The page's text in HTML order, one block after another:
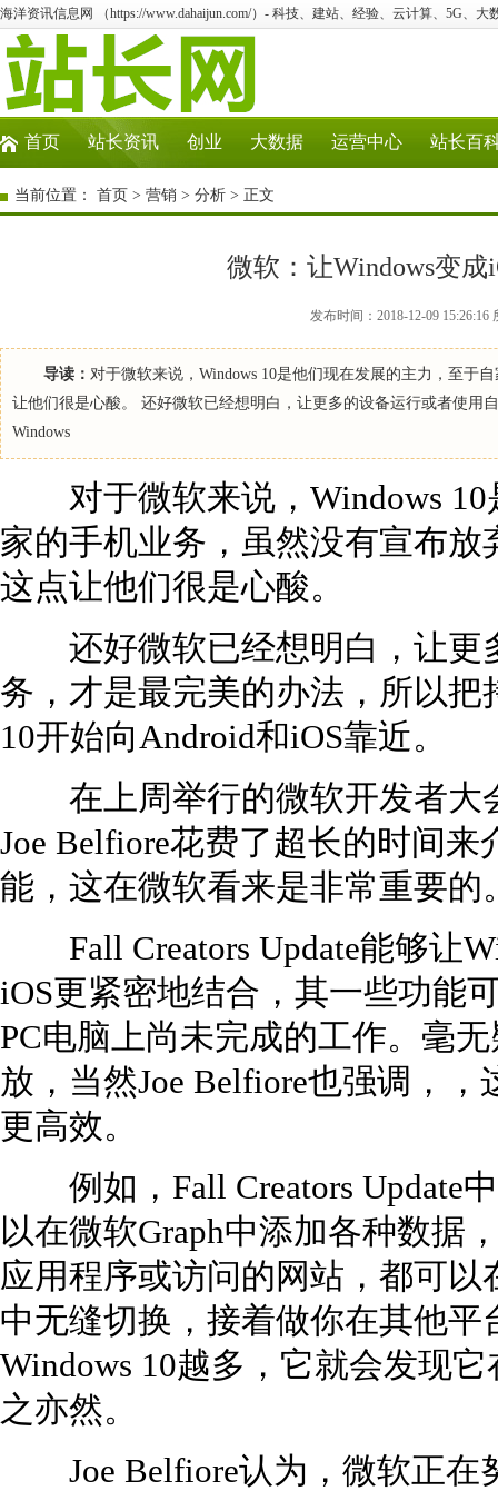
海洋资讯信息网 （https://www.dahaijun.com/）- 科技、建站、经验、云计算、5G、大
首页 站长资讯 创业 大数据 运营中心 站长百
当前位置： 首页 > 营销 > 分析 > 正文
微软：让Windows变
发布时间：2018-12-09
导读： 对于微软来说，Windows 10是他们现在发展的主力，至于
让他们很是心酸。 还好微软已经想明白，让更多的设备运行或者使用
Windows
对于微软来说，Windows 10
家的手机业务，虽然没有宣布
这点让他们很是心酸。
还好微软已经想明白，让更
务，才是最完美的办法，所以把
10开始向Android和iOS靠近。
在上周举行的微软开发者大
Joe Belfiore花费了超长的时间来
能，这在微软看来是非常重要的
Fall Creators Update能够让
iOS更紧密地结合，其一些功能
PC电脑上尚未完成的工作。毫
放，当然Joe Belfiore也强调，
更高效。
例如，Fall Creators Update
以在微软Graph中添加各种数据
应用程序或访问的网站，都可以
中无缝切换，接着做你在其他
Windows 10越多，它就会发现
之亦然。
Joe Belfiore认为，微软正在